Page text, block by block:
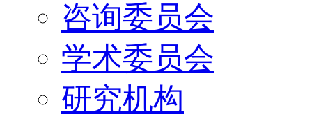
咨询委员会
学术委员会
研究机构